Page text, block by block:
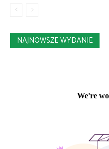
NAJNOWSZE WYDANIE